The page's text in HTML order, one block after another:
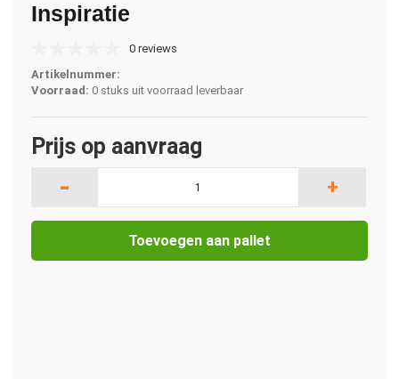
Inspiratie
0 reviews
Artikelnummer:
Voorraad: 0 stuks uit voorraad leverbaar
Prijs op aanvraag
- +
Toevoegen aan pallet